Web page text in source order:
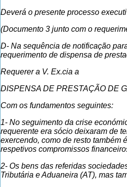
Deverá o presente processo
(Documento 3 junto com o
D- Na sequência de notificação
requerimento de dispensa de
Requerer a V. Ex.cia a
DISPENSA DE PRESTAÇÃO DE
Com os fundamentos seguintes:
1- No seguimento da crise
requerente era sócio deixaram de
exercendo, como de resto também
respetivos compromissos
2- Os bens das referidas
Tributária e Aduaneira (AT), mas